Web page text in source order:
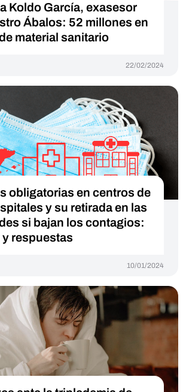
Koldo García, exasesor
Ábalos: 52 millones en
material sanitario
22/02/2024
obligatorias en centros de
y su retirada en las
si bajan los contagios:
respuestas
10/01/2024